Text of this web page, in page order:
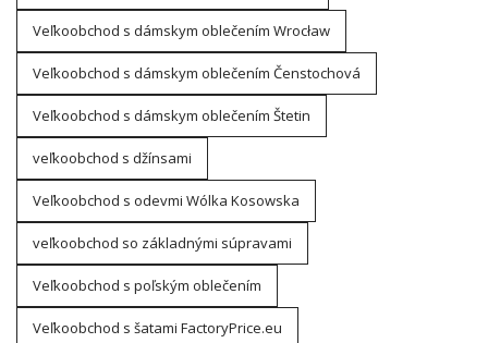
Veľkoobchod s dámskym oblečením Wrocław
Veľkoobchod s dámskym oblečením Čenstochová
Veľkoobchod s dámskym oblečením Štetin
veľkoobchod s džínsami
Veľkoobchod s odevmi Wólka Kosowska
veľkoobchod so základnými súpravami
Veľkoobchod s poľským oblečením
Veľkoobchod s šatami FactoryPrice.eu